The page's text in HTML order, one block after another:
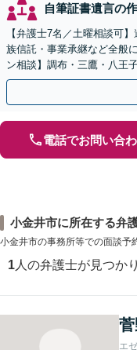
自筆証書遺言の
【弁護士7名／土曜相談可
族信託・事業承継など全般
ン相談】調布・三鷹・八王
談など有料相談になるもの
電話でお問い合
小金井市に所在する弁
小金井市の事務所等での面談予
1 人の弁護士が見つか
エ